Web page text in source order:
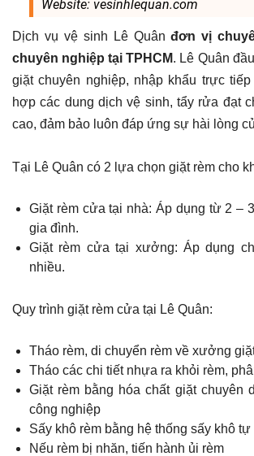
Website: vesinhlequan.com
Dịch vụ vệ sinh Lê Quânđơn vị
chuyên nghiệp tại TPHCM. Lê Quân
giặt chuyên nghiệp, nhập khẩu trực
hợp các dung dịch vệ sinh, tẩy rửa đạt
cao, đảm bảo luôn đáp ứng sự hài lòng
Tại Lê Quân có 2 lựa chọn giặt rèm cho
Giặt rèm cửa tại nhà: Áp dụng từ 2 –
gia đình.
Giặt rèm cửa tại xưởng: Áp dụng
nhiều.
Quy trình giặt rèm cửa tại Lê Quân:
Tháo rèm, di chuyển rèm về xưởng
Tháo các chi tiết nhựa ra khỏi rèm,
Giặt rèm bằng hóa chất giặt chuyên
công nghiệp
Sấy khô rèm bằng hệ thống sấy khô tự
Nếu rèm bị nhăn, tiến hành ủi rèm